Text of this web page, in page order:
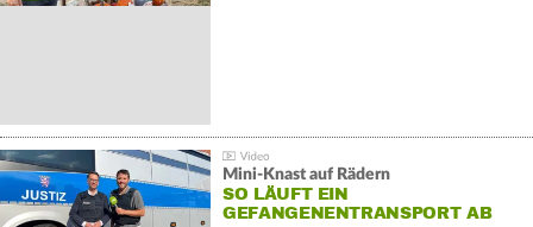
Mini-Knast auf Rädern
SO LÄUFT EIN
GEFANGENENTRANSPORT AB